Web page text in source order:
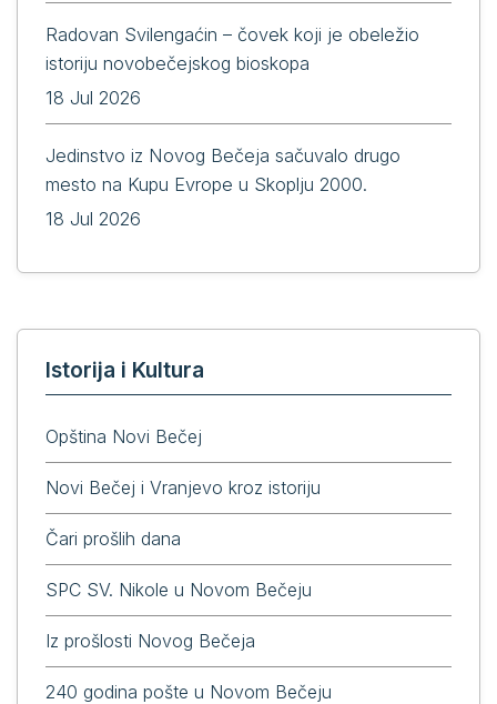
Radovan Svilengaćin – čovek koji je obeležio
istoriju novobečejskog bioskopa
18 Jul 2026
Jedinstvo iz Novog Bečeja sačuvalo drugo
mesto na Kupu Evrope u Skoplju 2000.
18 Jul 2026
Istorija i Kultura
Opština Novi Bečej
Novi Bečej i Vranjevo kroz istoriju
Čari prošlih dana
SPC SV. Nikole u Novom Bečeju
Iz prošlosti Novog Bečeja
240 godina pošte u Novom Bečeju